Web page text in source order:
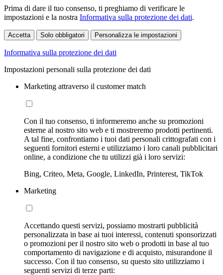
Prima di dare il tuo consenso, ti preghiamo di verificare le
impostazioni e la nostra Informativa sulla protezione dei dati.
Accetta Solo obbligatori Personalizza le impostazioni
Informativa sulla protezione dei dati
Impostazioni personali sulla protezione dei dati
Marketing attraverso il customer match
Con il tuo consenso, ti informeremo anche su promozioni
esterne al nostro sito web e ti mostreremo prodotti pertinenti.
A tal fine, confrontiamo i tuoi dati personali crittografati con i
seguenti fornitori esterni e utilizziamo i loro canali pubblicitari
online, a condizione che tu utilizzi già i loro servizi:
Bing, Criteo, Meta, Google, LinkedIn, Printerest, TikTok
Marketing
Accettando questi servizi, possiamo mostrarti pubblicità
personalizzata in base ai tuoi interessi, contenuti sponsorizzati
o promozioni per il nostro sito web o prodotti in base al tuo
comportamento di navigazione e di acquisto, misurandone il
successo. Con il tuo consenso, su questo sito utilizziamo i
seguenti servizi di terze parti: